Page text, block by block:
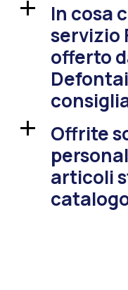
a
In cosa
servizio
offerto
a
Offrite
articoli